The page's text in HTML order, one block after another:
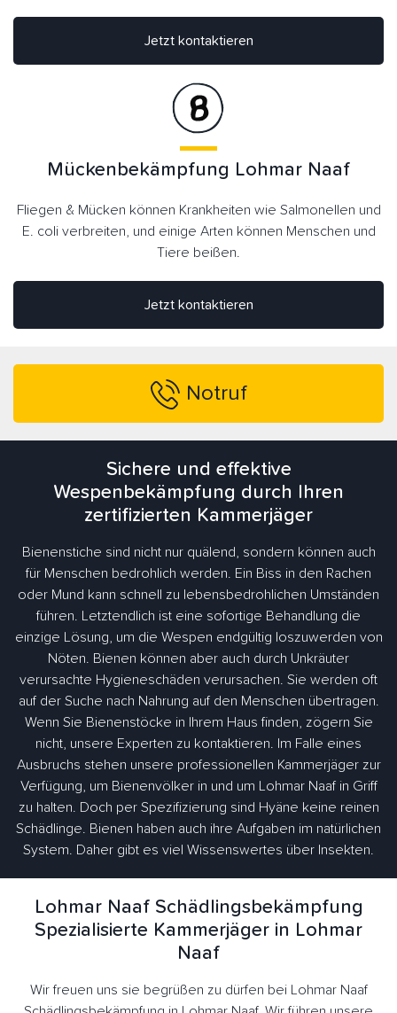
Jetzt kontaktieren
Jetzt kontaktieren
Mückenbekämpfung Lohmar Naaf
Fliegen & Mücken können Krankheiten wie Salmonellen und
E. coli verbreiten, und einige Arten können Menschen und
Tiere beißen.
Notruf
Sichere und effektive
Wespenbekämpfung durch Ihren
zertifizierten Kammerjäger
Bienenstiche sind nicht nur quälend, sondern können auch
für Menschen bedrohlich werden. Ein Biss in den Rachen
oder Mund kann schnell zu lebensbedrohlichen Umständen
führen. Letztendlich ist eine sofortige Behandlung die
einzige Lösung, um die Wespen endgültig loszuwerden von
Nöten. Bienen können aber auch durch Unkräuter
verursachte Hygieneschäden verursachen. Sie werden oft
auf der Suche nach Nahrung auf den Menschen übertragen.
Wenn Sie Bienenstöcke in Ihrem Haus finden, zögern Sie
nicht, unsere Experten zu kontaktieren. Im Falle eines
Ausbruchs stehen unsere professionellen Kammerjäger zur
Verfügung, um Bienenvölker in und um Lohmar Naaf in Griff
zu halten. Doch per Spezifizierung sind Hyäne keine reinen
Schädlinge. Bienen haben auch ihre Aufgaben im natürlichen
System. Daher gibt es viel Wissenswertes über Insekten.
Lohmar Naaf Schädlingsbekämpfung
Spezialisierte Kammerjäger in Lohmar
Naaf
Wir freuen uns sie begrüßen zu dürfen bei Lohmar Naaf